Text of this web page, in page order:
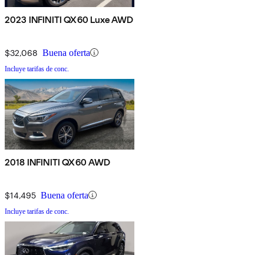
2023 INFINITI QX60 Luxe AWD
$32,068 Buena oferta
Incluye tarifas de conc.
2018 INFINITI QX60 AWD
$14,495 Buena oferta
Incluye tarifas de conc.